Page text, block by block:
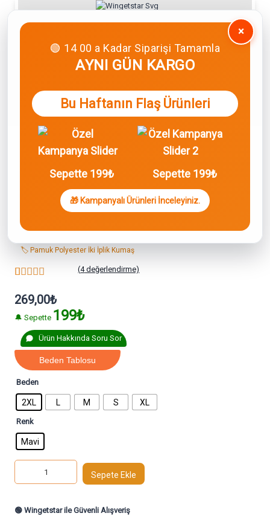
0
Pamuklu Şort
wingetstar
Mavi Pamuklu Şort
🏷️ Pamuk Polyester İki İplik Kumaş
puanına
dayanarak 5
üzerinden
puan
aldı
(4değerlendirme)
269,00₺
🔔 Sepette 199₺
Ürün Hakkında Soru Sor
Beden Tablosu
Beden
2XL L M S XL
Renk
Mavi
Sepete Ekle
🟢 Wingetstar ile Güvenli Alışveriş
×
🟢 14 00 a Kadar Siparişi Tamamla
AYNI GÜN KARGO
Bu Haftanın Flaş Ürünleri
Sepette 199₺ Sepette 199₺
🎁 Kampanyalı Ürünleri İnceleyiniz.